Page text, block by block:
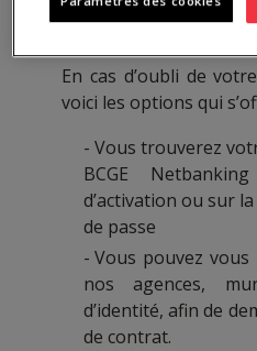
En cas d’oubli de
voici les options qui
Vous trouverez
BCGE
d’activation ou sur
de passe
Vous pouvez vous
nos agences,
d’identité, afin de
de contrat.